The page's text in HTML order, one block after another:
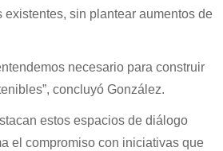
existentes, sin plantear aumentos de
necesario para construir
concluyó González.
estos espacios de diálogo
el compromiso con iniciativas que